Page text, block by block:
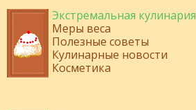
Экстремальная кулинария
Меры веса
Полезные советы
Кулинарные новости
Косметика